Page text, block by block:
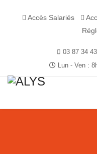
Accès Salariés
03 87 34
Lun - Ven :